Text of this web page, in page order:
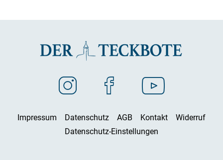
Impressum Datenschutz AGB Kontakt
Widerruf
Datenschutz-Einstellungen